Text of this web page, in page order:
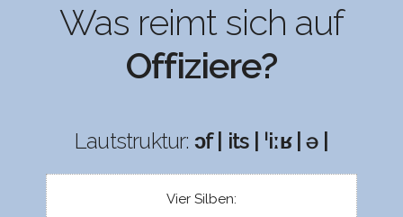
Was reimt sich auf
Offiziere?
Lautstruktur: ɔf | its | ˈiːʁ | ə |
Vier Silben: